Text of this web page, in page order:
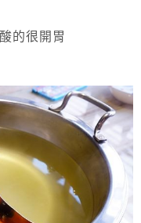
的很開胃